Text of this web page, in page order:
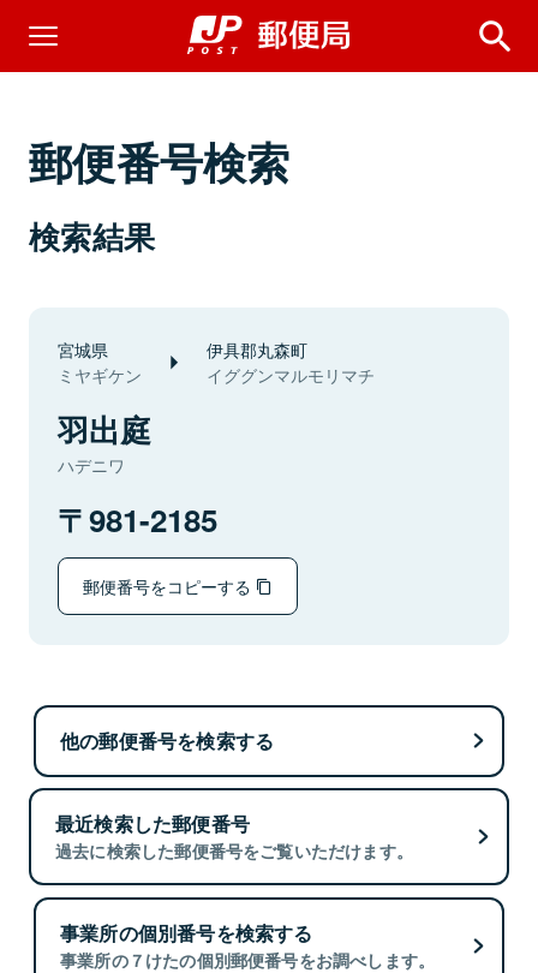
郵便番号検索
検索結果
宮城県
ミヤギケン
伊具郡丸森町
イググンマルモリマチ
羽出庭
ハデニワ
981-2185
郵便番号をコピーする
他の郵便番号を検索する
最近検索した郵便番号
過去に検索した郵便番号をご覧いただけます。
事業所の個別番号を検索する
事業所の７けたの個別郵便番号をお調べします。